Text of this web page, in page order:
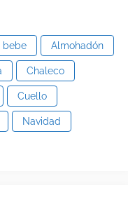
bebe Almohadón
Chaleco
Cuello
Navidad